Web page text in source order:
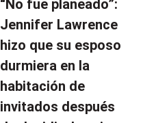
“No fue planeado”: ​​
Jennifer Lawrence
hizo que su esposo
durmiera en la
habitación de
invitados después